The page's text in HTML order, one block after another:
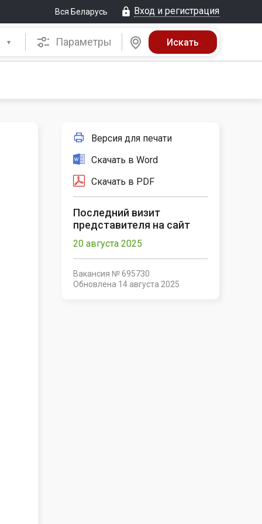
Вся Беларусь Вход и регистрация
Параметры
Версия для печати
Скачать в Word
Скачать в PDF
Последний визит
представителя на сайт
20 августа 2025
Вакансия № 695730
Обновлена 14 августа 2025